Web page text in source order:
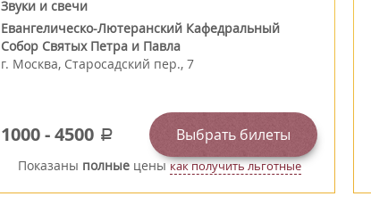
Звуки и свечи
Евангелическо-Лютеранский Кафедральный
Собор Святых Петра и Павла
г. Москва, Старосадский пер., 7
1000-4500 a Выбрать билеты
Показаны полныеценыкак получить льготные